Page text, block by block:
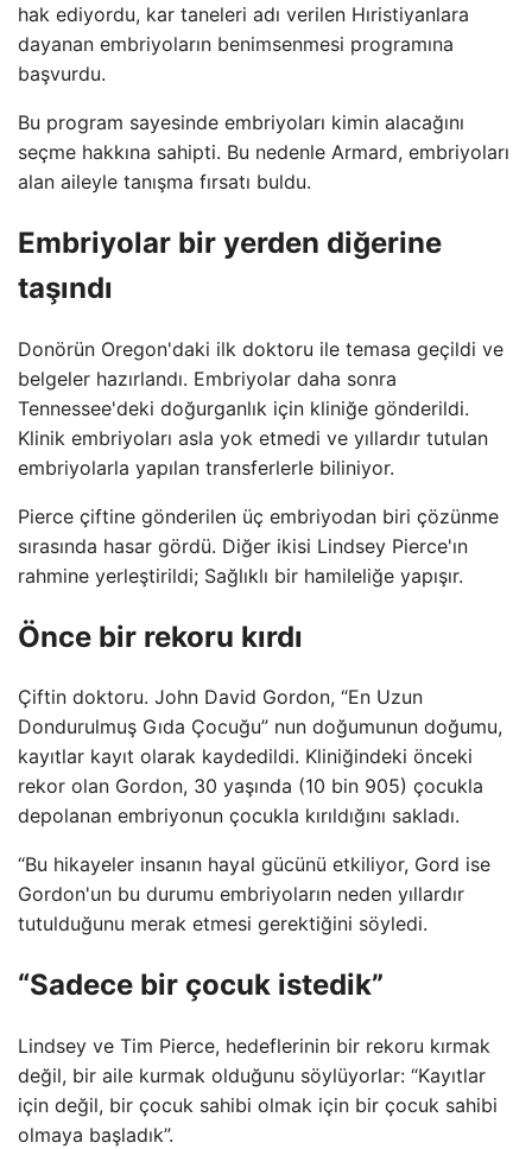
hak ediyordu, kar taneleri adı verilen Hıristiyanlara
dayanan embriyoların benimsenmesi programına
başvurdu.
Bu program sayesinde embriyoları kimin alacağını
seçme hakkına sahipti. Bu nedenle Armard, embriyoları
alan aileyle tanışma fırsatı buldu.
Embriyolar bir yerden diğerine
taşındı
Donörün Oregon'daki ilk doktoru ile temasa geçildi ve
belgeler hazırlandı. Embriyolar daha sonra
Tennessee'deki doğurganlık için kliniğe gönderildi.
Klinik embriyoları asla yok etmedi ve yıllardır tutulan
embriyolarla yapılan transferlerle biliniyor.
Pierce çiftine gönderilen üç embriyodan biri çözünme
sırasında hasar gördü. Diğer ikisi Lindsey Pierce'ın
rahmine yerleştirildi; Sağlıklı bir hamileliğe yapışır.
Önce bir rekoru kırdı
Çiftin doktoru. John David Gordon, “En Uzun
Dondurulmuş Gıda Çocuğu” nun doğumunun doğumu,
kayıtlar kayıt olarak kaydedildi. Kliniğindeki önceki
rekor olan Gordon, 30 yaşında (10 bin 905) çocukla
depolanan embriyonun çocukla kırıldığını sakladı.
“Bu hikayeler insanın hayal gücünü etkiliyor, Gord ise
Gordon'un bu durumu embriyoların neden yıllardır
tutulduğunu merak etmesi gerektiğini söyledi.
“Sadece bir çocuk istedik”
Lindsey ve Tim Pierce, hedeflerinin bir rekoru kırmak
değil, bir aile kurmak olduğunu söylüyorlar: “Kayıtlar
için değil, bir çocuk sahibi olmak için bir çocuk sahibi
olmaya başladık”.